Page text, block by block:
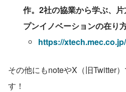
作。2社の協業から学ぶ、
プンイノベーションの在り
https://
その他にもnoteやX（旧Twitter
す！